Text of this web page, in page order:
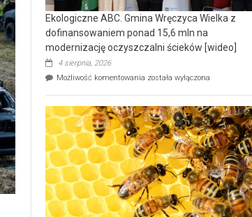
Ekologiczne ABC. Gmina Wręczyca Wielka z
dofinansowaniem ponad 15,6 mln na
modernizację oczyszczalni ścieków [wideo]
4 sierpnia, 2026
Możliwość komentowania Ekologiczne
Wręczyca
Wielka
z
dofinansowaniem
ponad
15,6
mln
na
modernizację
oczyszczalni
została wyłączona